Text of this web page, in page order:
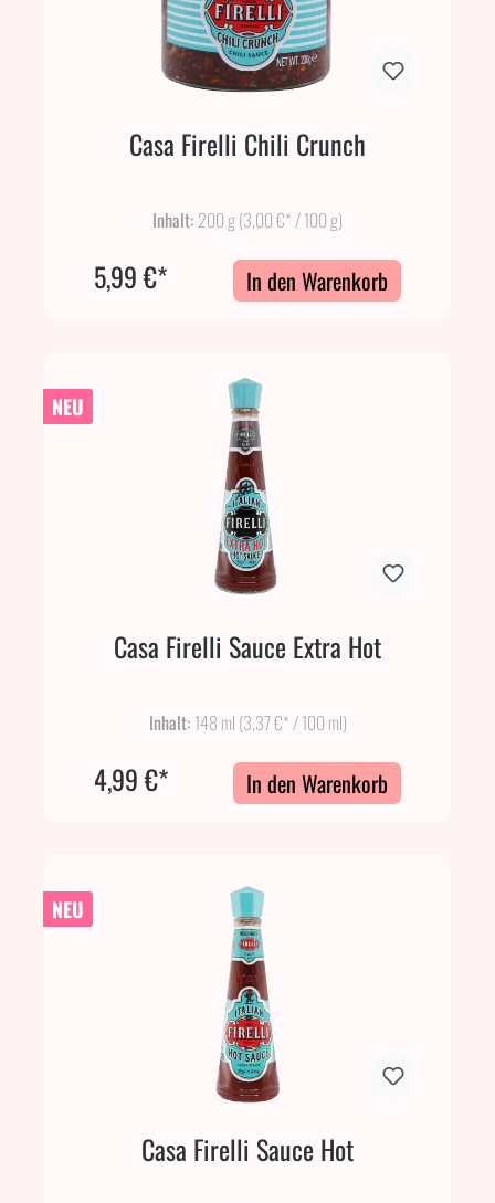
Casa Firelli Chili Crunch
Inhalt: 200 g(3,00 €* / 100 g)
5,99 €* In den Warenkorb
NEU
Casa Firelli Sauce Extra Hot
Inhalt: 148 ml (3,37 €* / 100 ml)
4,99 €* In den Warenkorb
NEU
Casa Firelli Sauce Hot